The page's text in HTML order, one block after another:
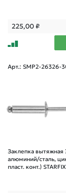
225,00₽
Арт.: SMP2-26326-
Заклепка вытяжная
алюминий/сталь,
пласт. конт.) STARFIX